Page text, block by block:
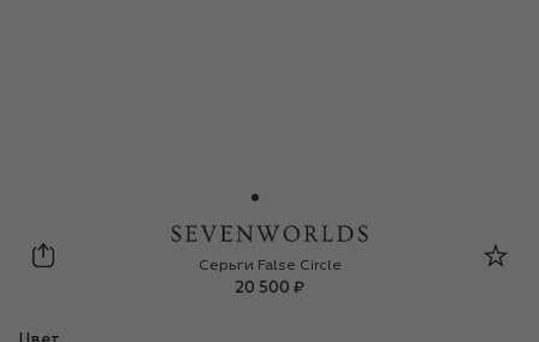
Sevenworlds
Серьги False Circle
20 500 ₽